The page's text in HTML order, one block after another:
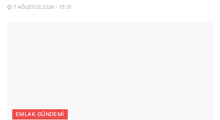
7 AĞUSTOS 2026 - 15:31
EMLAK GÜNDEMI